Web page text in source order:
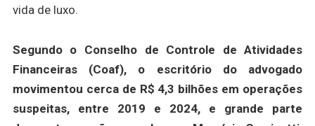
vida de luxo.
Segundo o Conselho de Controle de Atividades
Financeiras (Coaf), o escritório do advogado
movimentou cerca de R$ 4,3 bilhões em operações
suspeitas, entre 2019 e 2024, e grande parte